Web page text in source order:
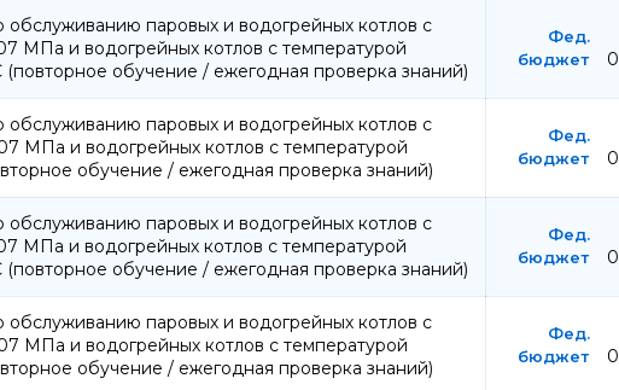
обслуживанию паровых и водогрейных котлов с
МПа и водогрейных котлов с температурой
(повторное обучение / ежегодная проверка знаний)
0
обслуживанию паровых и водогрейных котлов с
МПа и водогрейных котлов с температурой
обучение / ежегодная проверка знаний)
0
обслуживанию паровых и водогрейных котлов с
МПа и водогрейных котлов с температурой
(повторное обучение / ежегодная проверка знаний)
0
обслуживанию паровых и водогрейных котлов с
МПа и водогрейных котлов с температурой
обучение / ежегодная проверка знаний)
0